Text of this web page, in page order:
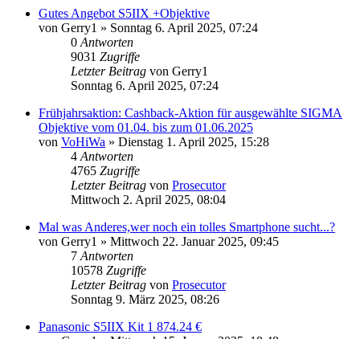
Gutes Angebot S5IIX +Objektive
von Gerry1 » Sonntag 6. April 2025, 07:24
0 Antworten
9031 Zugriffe
Letzter Beitrag von Gerry1
Sonntag 6. April 2025, 07:24
Frühjahrsaktion: Cashback-Aktion für ausgewählte SIGMA
Objektive vom 01.04. bis zum 01.06.2025
von VoHiWa » Dienstag 1. April 2025, 15:28
4 Antworten
4765 Zugriffe
Letzter Beitrag von Prosecutor
Mittwoch 2. April 2025, 08:04
Mal was Anderes,wer noch ein tolles Smartphone sucht...?
von Gerry1 » Mittwoch 22. Januar 2025, 09:45
7 Antworten
10578 Zugriffe
Letzter Beitrag von Prosecutor
Sonntag 9. März 2025, 08:26
Panasonic S5IIX Kit 1 874.24 €